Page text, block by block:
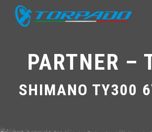
PARTNER –
SHIMANO TY300